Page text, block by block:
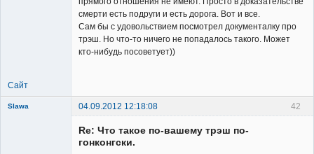
смерти есть подруги и есть дорога. Вот и все.
Сам бы с удовольствием посмотрел документалку про
трэш. Но что-то ничего не попадалось такого. Может
кто-нибудь посоветует))
Сайт
42
Slawa
04.09.2012 12:18:08
Re: Что такое по-вашему трэш по-
гонконгски.